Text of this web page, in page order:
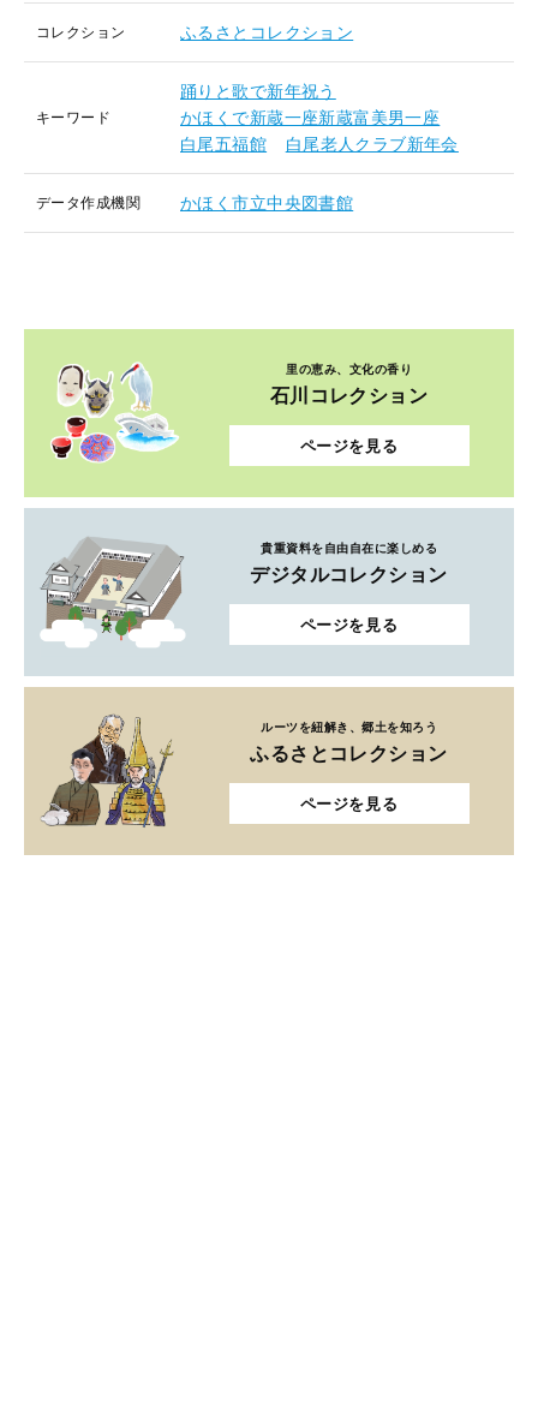
コレクション ふるさとコレクション
キーワード
踊りと歌で新年祝う
かほくで新蔵一座新蔵富美男一座
白尾五福館
白尾老人クラブ新年会
データ作成機関 かほく市立中央図書館
里の恵み、文化の香り
石川コレクション
ページを見る
貴重資料を自由自在に楽しめる
デジタルコレクション
ページを見る
ルーツを紐解き、郷土を知ろう
ふるさとコレクション
ページを見る